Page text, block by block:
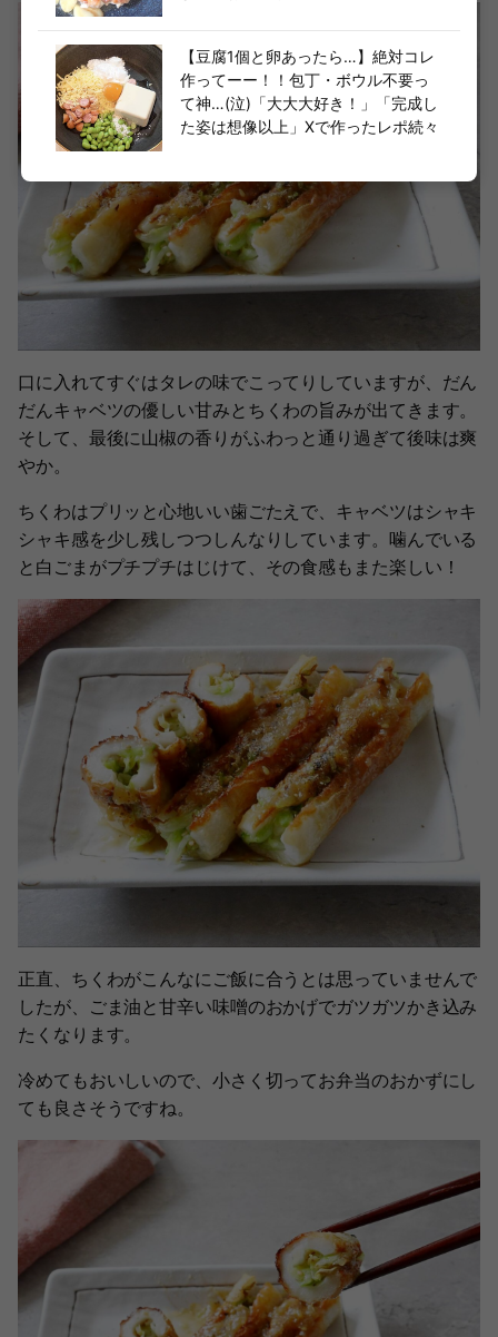
口に入れてすぐはタレの味でこってりしていますが、だん
だんキャベツの優しい甘みとちくわの旨みが出てきます。
そして、最後に山椒の香りがふわっと通り過ぎて後味は爽
やか。
ちくわはプリッと心地いい歯ごたえで、キャベツはシャキ
シャキ感を少し残しつつしんなりしています。噛んでいる
と白ごまがプチプチはじけて、その食感もまた楽しい！
正直、ちくわがこんなにご飯に合うとは思っていませんで
したが、ごま油と甘辛い味噌のおかげでガツガツかき込み
たくなります。
冷めてもおいしいので、小さく切ってお弁当のおかずにし
ても良さそうですね。
【豆腐1個と卵あったら…】絶対コレ
作ってーー！！包丁・ボウル不要っ
て神…(泣)「大大大好き！」「完成し
た姿は想像以上」Xで作ったレポ続々